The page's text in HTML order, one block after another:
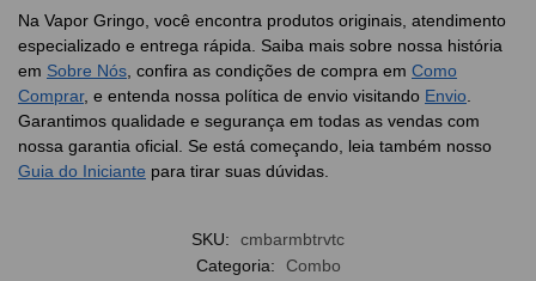
Na Vapor Gringo, você encontra produtos originais, atendimento
especializado e entrega rápida. Saiba mais sobre nossa história
em Sobre Nós, confira as condições de compra em Como
Comprar, e entenda nossa política de envio visitando Envio.
Garantimos qualidade e segurança em todas as vendas com
nossa garantia oficial. Se está começando, leia também nosso
Guia do Iniciante para tirar suas dúvidas.
SKU:
cmbarmbtrvtc
Categoria:
Combo